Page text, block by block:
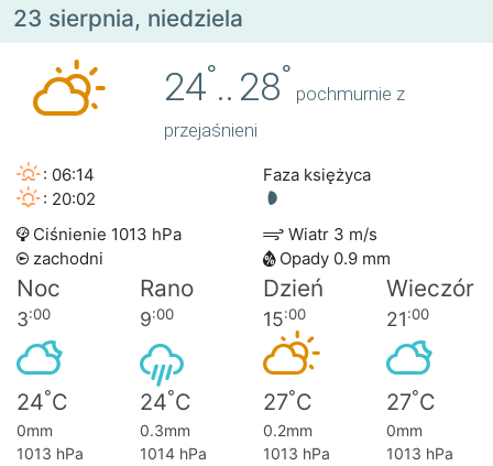
23 sierpnia, niedziela
24°.. 28°
pochmurnie z
przejaśnieni
: 06:14
: 20:02
Faza księżyca
Ciśnienie 1013 hPa
Wiatr 3 m/s
zachodni
Opady 0.9 mm
Noc Rano Dzień Wieczór
3:00 9:00 15:00 21:00
24°C 24°C 27°C 27°C
0mm 0.3mm 0.2mm
0mm
1013 hPa
1014 hPa 1013 hPa
1013 hPa